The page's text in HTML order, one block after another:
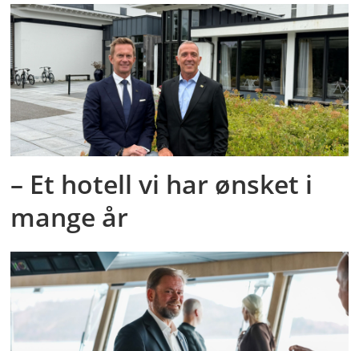
– Et hotell vi har ønsket i
mange år